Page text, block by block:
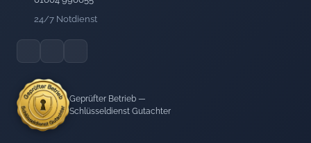
24/7 Notdienst
Geprüfter Betrieb —
Schlüsseldienst Gutachter